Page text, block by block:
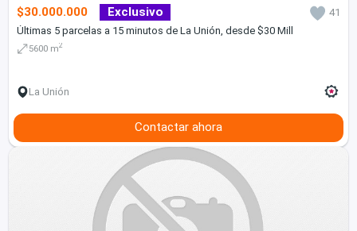
$30.000.000 Exclusivo
41
Últimas 5 parcelas a 15 minutos de La Unión, desde $30 Mill
5600 m2
La Unión
Contactar ahora